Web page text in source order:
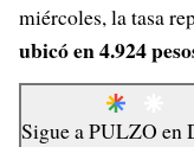
miércoles, la tasa
ubicó en 4.924
Sigue aPULZO en